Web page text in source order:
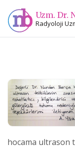
Uzm. Dr.
Radyoloji
hocama ultrason